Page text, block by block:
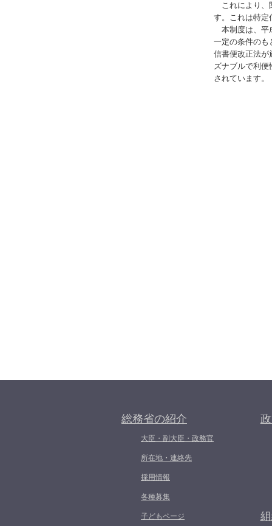
これにより、
す。これは特定
本制度は、平
一定の条件のも
信書便改正法が
ズナブルで利
されています
総務省の紹介
大臣・副大臣・政務官
所在地・連絡先
採用情報
各種募集
子どもページ